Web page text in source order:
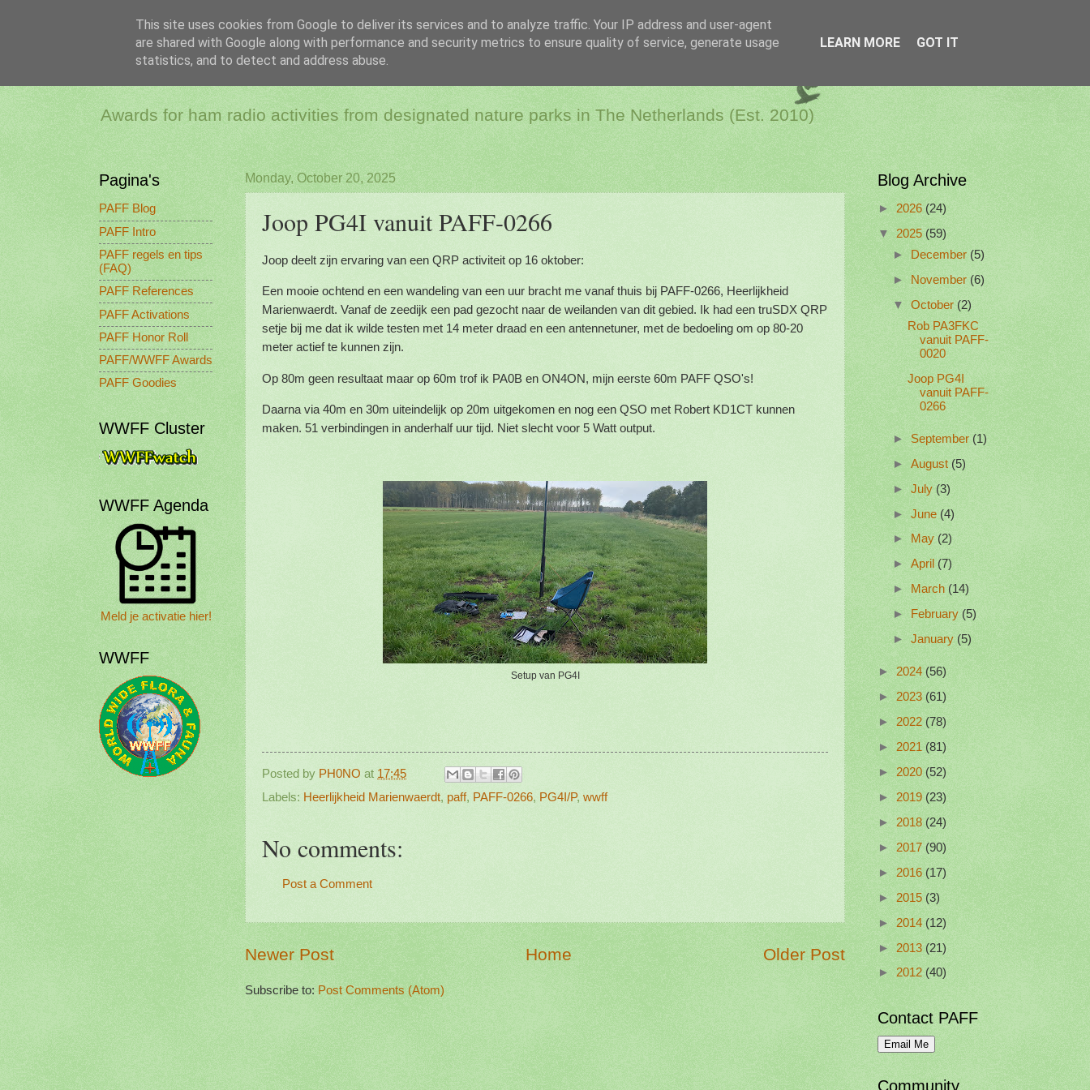
PAFF - Ham Radio & Flora and Fauna Netherlands
Awards for ham radio activities from designated nature parks in The Netherlands (Est. 2010)
Monday, October 20, 2025
Joop PG4I vanuit PAFF-0266
Joop deelt zijn ervaring van een QRP activiteit op 16 oktober:
Een mooie ochtend en een wandeling van een uur bracht me vanaf thuis bij PAFF-0266, Heerlijkheid
Marienwaerdt. Vanaf de zeedijk een pad gezocht naar de weilanden van dit gebied. Ik had een truSDX QRP
setje bij me dat ik wilde testen met 14 meter draad en een antennetuner, met de bedoeling om op 80-20
meter actief te kunnen zijn.
Op 80m geen resultaat maar op 60m trof ik PA0B en ON4ON, mijn eerste 60m PAFF QSO's!
Daarna via 40m en 30m uiteindelijk op 20m uitgekomen en nog een QSO met Robert KD1CT kunnen
maken. 51 verbindingen in anderhalf uur tijd. Niet slecht voor 5 Watt output.
Setup van PG4I
Posted by PH0NO at 17:45
Labels: Heerlijkheid Marienwaerdt, paff, PAFF-0266, PG4I/P, wwff
No comments:
Post a Comment
Newer Post Older Post
Home
Subscribe to: Post Comments (Atom)
Pagina's
PAFF Blog
PAFF Intro
PAFF regels en tips
(FAQ)
PAFF References
PAFF Activations
PAFF Honor Roll
PAFF/WWFF Awards
PAFF Goodies
WWFF Cluster
WWFF Agenda
Meld je activatie hier!
WWFF
Blog Archive
► 2026 (24)
▼ 2025 (59)
►
December (5)
►
November (6)
▼ October (2)
Rob PA3FKC
vanuit PAFF-
0020
Joop PG4I
vanuit PAFF-
0266
► September (1)
► August (5)
► July (3)
► June (4)
►
May (2)
► April (7)
►
March (14)
►
February (5)
► January (5)
► 2024 (56)
► 2023 (61)
► 2022 (78)
► 2021 (81)
► 2020 (52)
► 2019 (23)
► 2018 (24)
► 2017 (90)
► 2016 (17)
► 2015 (3)
► 2014 (12)
► 2013 (21)
► 2012 (40)
Contact PAFF
Community
This site uses cookies from Google to deliver its services and to analyze traffic. Your IP address and user-agent
are shared with Google along with performance and security metrics to ensure quality of service, generate usage
statistics, and to detect and address abuse.
LEARN MORE GOT IT